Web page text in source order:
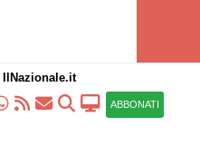
IlNazionale.it
ABBONATI